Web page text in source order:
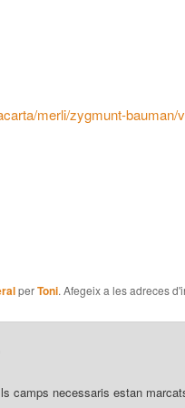
merli/zygmunt-bauman/
perToni. Afegeix a les adreces
camps necessaris estan